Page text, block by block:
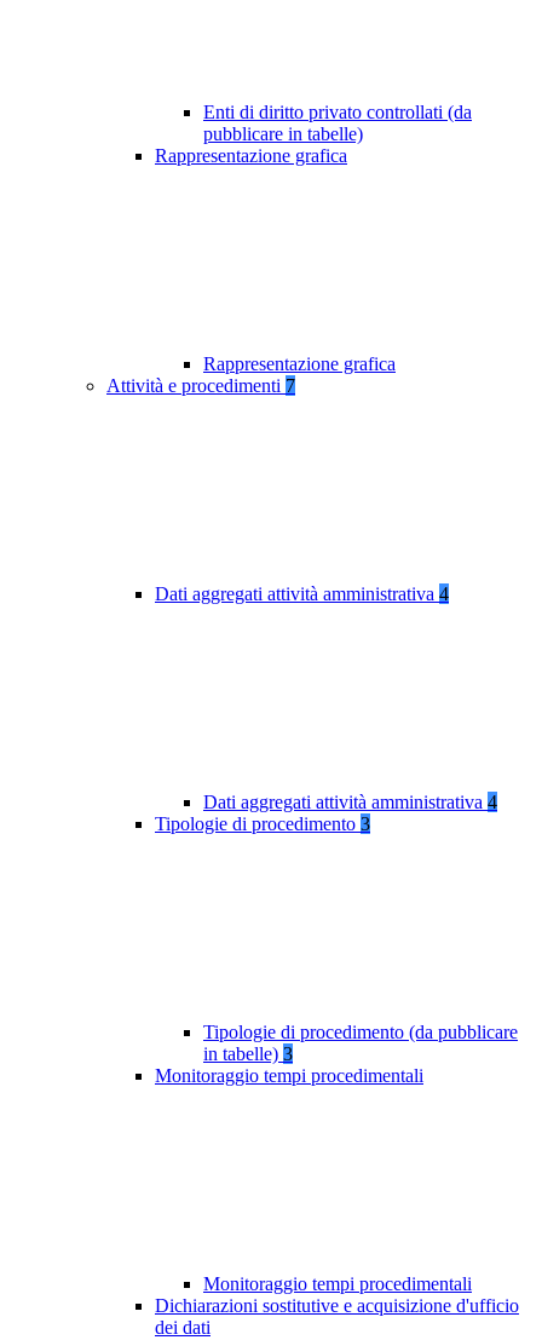
Enti di diritto privato controllati (da
pubblicare in tabelle)
Rappresentazione grafica
Rappresentazione grafica
Attività e procedimenti 7
Dati aggregati attività amministrativa 4
Dati aggregati attività amministrativa 4
Tipologie di procedimento 3
Tipologie di procedimento (da pubblicare
in tabelle) 3
Monitoraggio tempi procedimentali
Monitoraggio tempi procedimentali
Dichiarazioni sostitutive e acquisizione d'ufficio
dei dati